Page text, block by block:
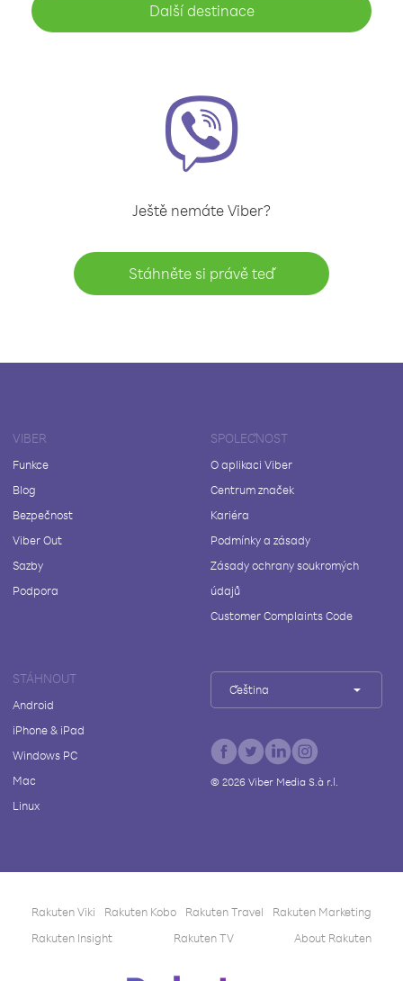
Další destinace
Ještě nemáte Viber?
Stáhněte si právě teď
VIBER
Funkce
Blog
Bezpečnost
Viber Out
Sazby
Podpora
SPOLEČNOST
O aplikaci Viber
Centrum značek
Kariéra
Podmínky a zásady
Zásady ochrany soukromých
údajů
Customer Complaints Code
STÁHNOUT
Android
iPhone & iPad
Windows PC
Mac
Linux
Čeština
© 2026Viber Media S.à r.l.
Rakuten Viki Rakuten Kobo Rakuten Travel
Rakuten Marketing
Rakuten Insight
Rakuten TV About Rakuten